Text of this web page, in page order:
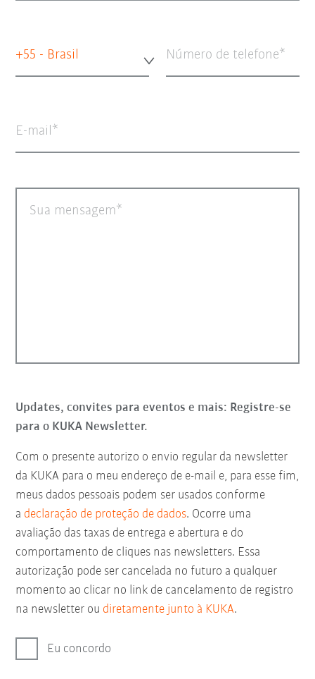
+55 - Brasil Número de telefone
E-mail
Sua mensagem
Updates, convites para eventos e mais: Registre-se
para o KUKA Newsletter.
Com o presente autorizo o envio regular da newsletter
da KUKA para o meu endereço de e-mail e, para esse fim,
meus dados pessoais podem ser usados conforme
a declaração de proteção de dados. Ocorre uma
avaliação das taxas de entrega e abertura e do
comportamento de cliques nas newsletters. Essa
autorização pode ser cancelada no futuro a qualquer
momento ao clicar no link de cancelamento de registro
na newsletter ou diretamente junto à KUKA.
Eu concordo